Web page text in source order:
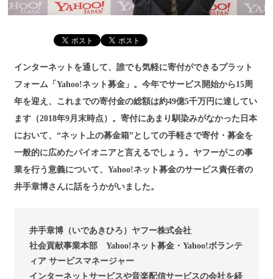
インターネットを通して、誰でも気軽に寄付ができるプラット
フォーム「Yahoo!ネット募金」。今年でサービス開始から15周
年を迎え、これまでの寄付金の総額は約49億5千万円に達してい
ます（2018年9月末時点）。寄付にあまり馴染みがなかった日本
において、“ネット上の募金箱”としての手軽さで寄付・募金を
一般的に広めたパイオニアと言えるでしょう。ヤフーがこの事
業を行う意義について、Yahoo!ネット募金のサービス責任者の
井手章博さんに話をうかがいました。
井手章博（いであきひろ）ヤフー株式会社
社会貢献事業本部 Yahoo!ネット募金・Yahoo!ボランテ
ィア サービスマネージャー
インターネットサービスや音楽配信サービスの会社を経